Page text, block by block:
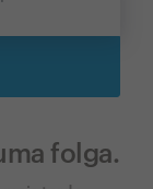
folga.